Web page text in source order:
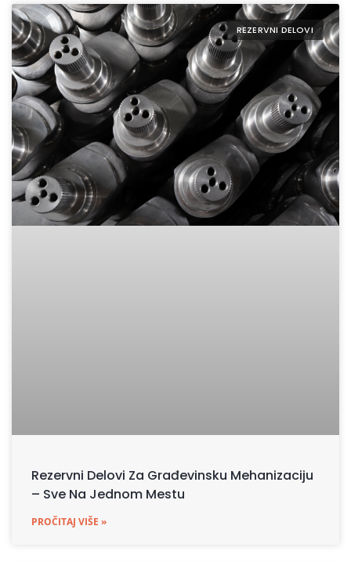
REZERVNI DELOVI
Rezervni Delovi Za Građevinsku Mehanizaciju
– Sve Na Jednom Mestu
PROČITAJ VIŠE »